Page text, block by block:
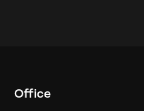
Office